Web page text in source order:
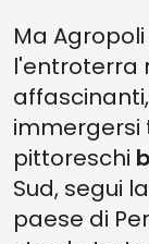
Ma
l'entroterra
immergersi
pittoreschi
Sud, segui
paese di